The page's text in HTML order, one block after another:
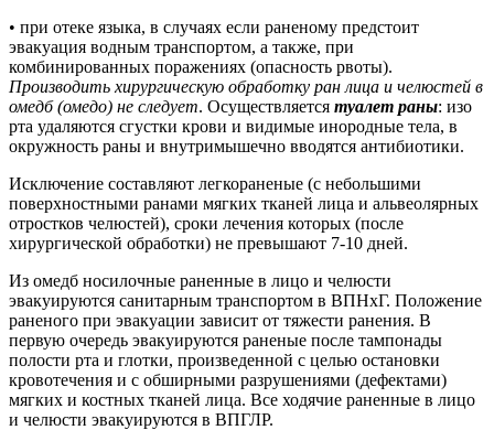
• при отеке языка, в случаях если раненому предстоит
эвакуация водным транспортом, а также, при
комбинированных поражениях (опасность рвоты).
Производить хирургическую обработку ран лица и челюстей в
омедб (омедо) не следует. Осуществляется туалет раны: изо
рта удаляются сгустки крови и видимые инородные тела, в
окружность раны и внутримышечно вводятся антибиотики.
Исключение составляют легкораненые (с небольшими
поверхностными ранами мягких тканей лица и альвеолярных
отростков челюстей), сроки лечения которых (после
хирургической обработки) не превышают 7-10 дней.
Из омедб носилочные раненные в лицо и челюсти
эвакуируются санитарным транспортом в ВПНхГ. Положение
раненого при эвакуации зависит от тяжести ранения. В
первую очередь эвакуируются раненые после тампонады
полости рта и глотки, произведенной с целью остановки
кровотечения и с обширными разрушениями (дефектами)
мягких и костных тканей лица. Все ходячие раненные в лицо
и челюсти эвакуируются в ВПГЛР.